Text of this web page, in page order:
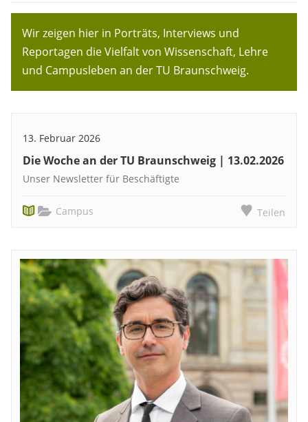
Wir zeigen hier in Porträts, Interviews und
Reportagen die Vielfalt von Wissenschaft, Lehre
und Campusleben an der TU Braunschweig.
13. Februar 2026
Die Woche an der TU Braunschweig | 13.02.2026
Unser Newsletter für Beschäftigte
Campus Teilen